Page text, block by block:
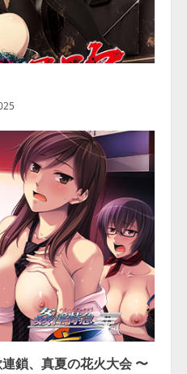
鎖、真夏の花火大会 〜